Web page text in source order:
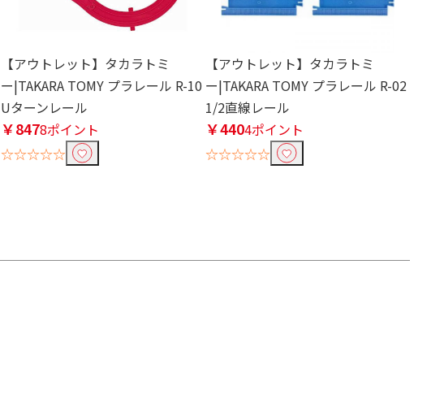
【アウトレット】タカラトミ
ー|TAKARA TOMY プラレール R-10
Uターンレール
￥8478ポイント
☆☆☆☆☆
【アウトレット】タカラトミ
ー|TAKARA TOMY プラレール R-02
1/2直線レール
￥4404ポイント
☆☆☆☆☆